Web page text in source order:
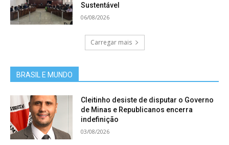
Sustentável
06/08/2026
Carregar mais
BRASIL E MUNDO
Cleitinho desiste de disputar o Governo
de Minas e Republicanos encerra
indefinição
03/08/2026